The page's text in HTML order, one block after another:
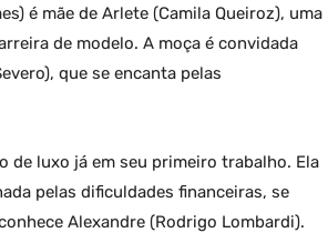
é mãe de Arlete (Camila Queiroz), uma
de modelo. A moça é convidada
que se encanta pelas
de luxo já em seu primeiro trabalho. Ela
pelas dificuldades financeiras, se
Alexandre (Rodrigo Lombardi).